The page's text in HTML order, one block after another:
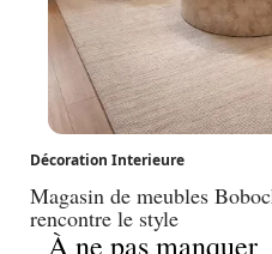
Décoration Interieure
Magasin de meubles
rencontre le style
À ne pas manquer